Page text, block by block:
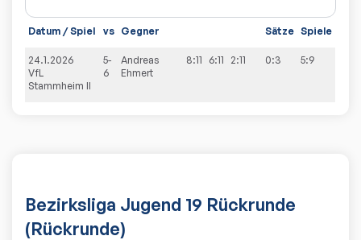
Datum / Spiel vs Gegner Sätze Spiele
24.1.2026
VfL
Stammheim II
5-
6
Andreas
Ehmert
8:11 6:11 2:11 0:3 5:9
Bezirksliga Jugend 19 Rückrunde
(Rückrunde)